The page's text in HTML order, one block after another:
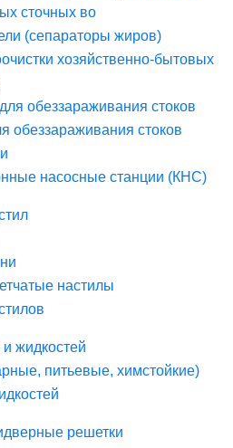
сточных во
(сепараторы жиров)
хозяйственно-бытовых
обеззараживания стоков
обеззараживания стоков
насосные станции (КНС)
настилы
жидкостей
питьевые, химстойкие)
решетки